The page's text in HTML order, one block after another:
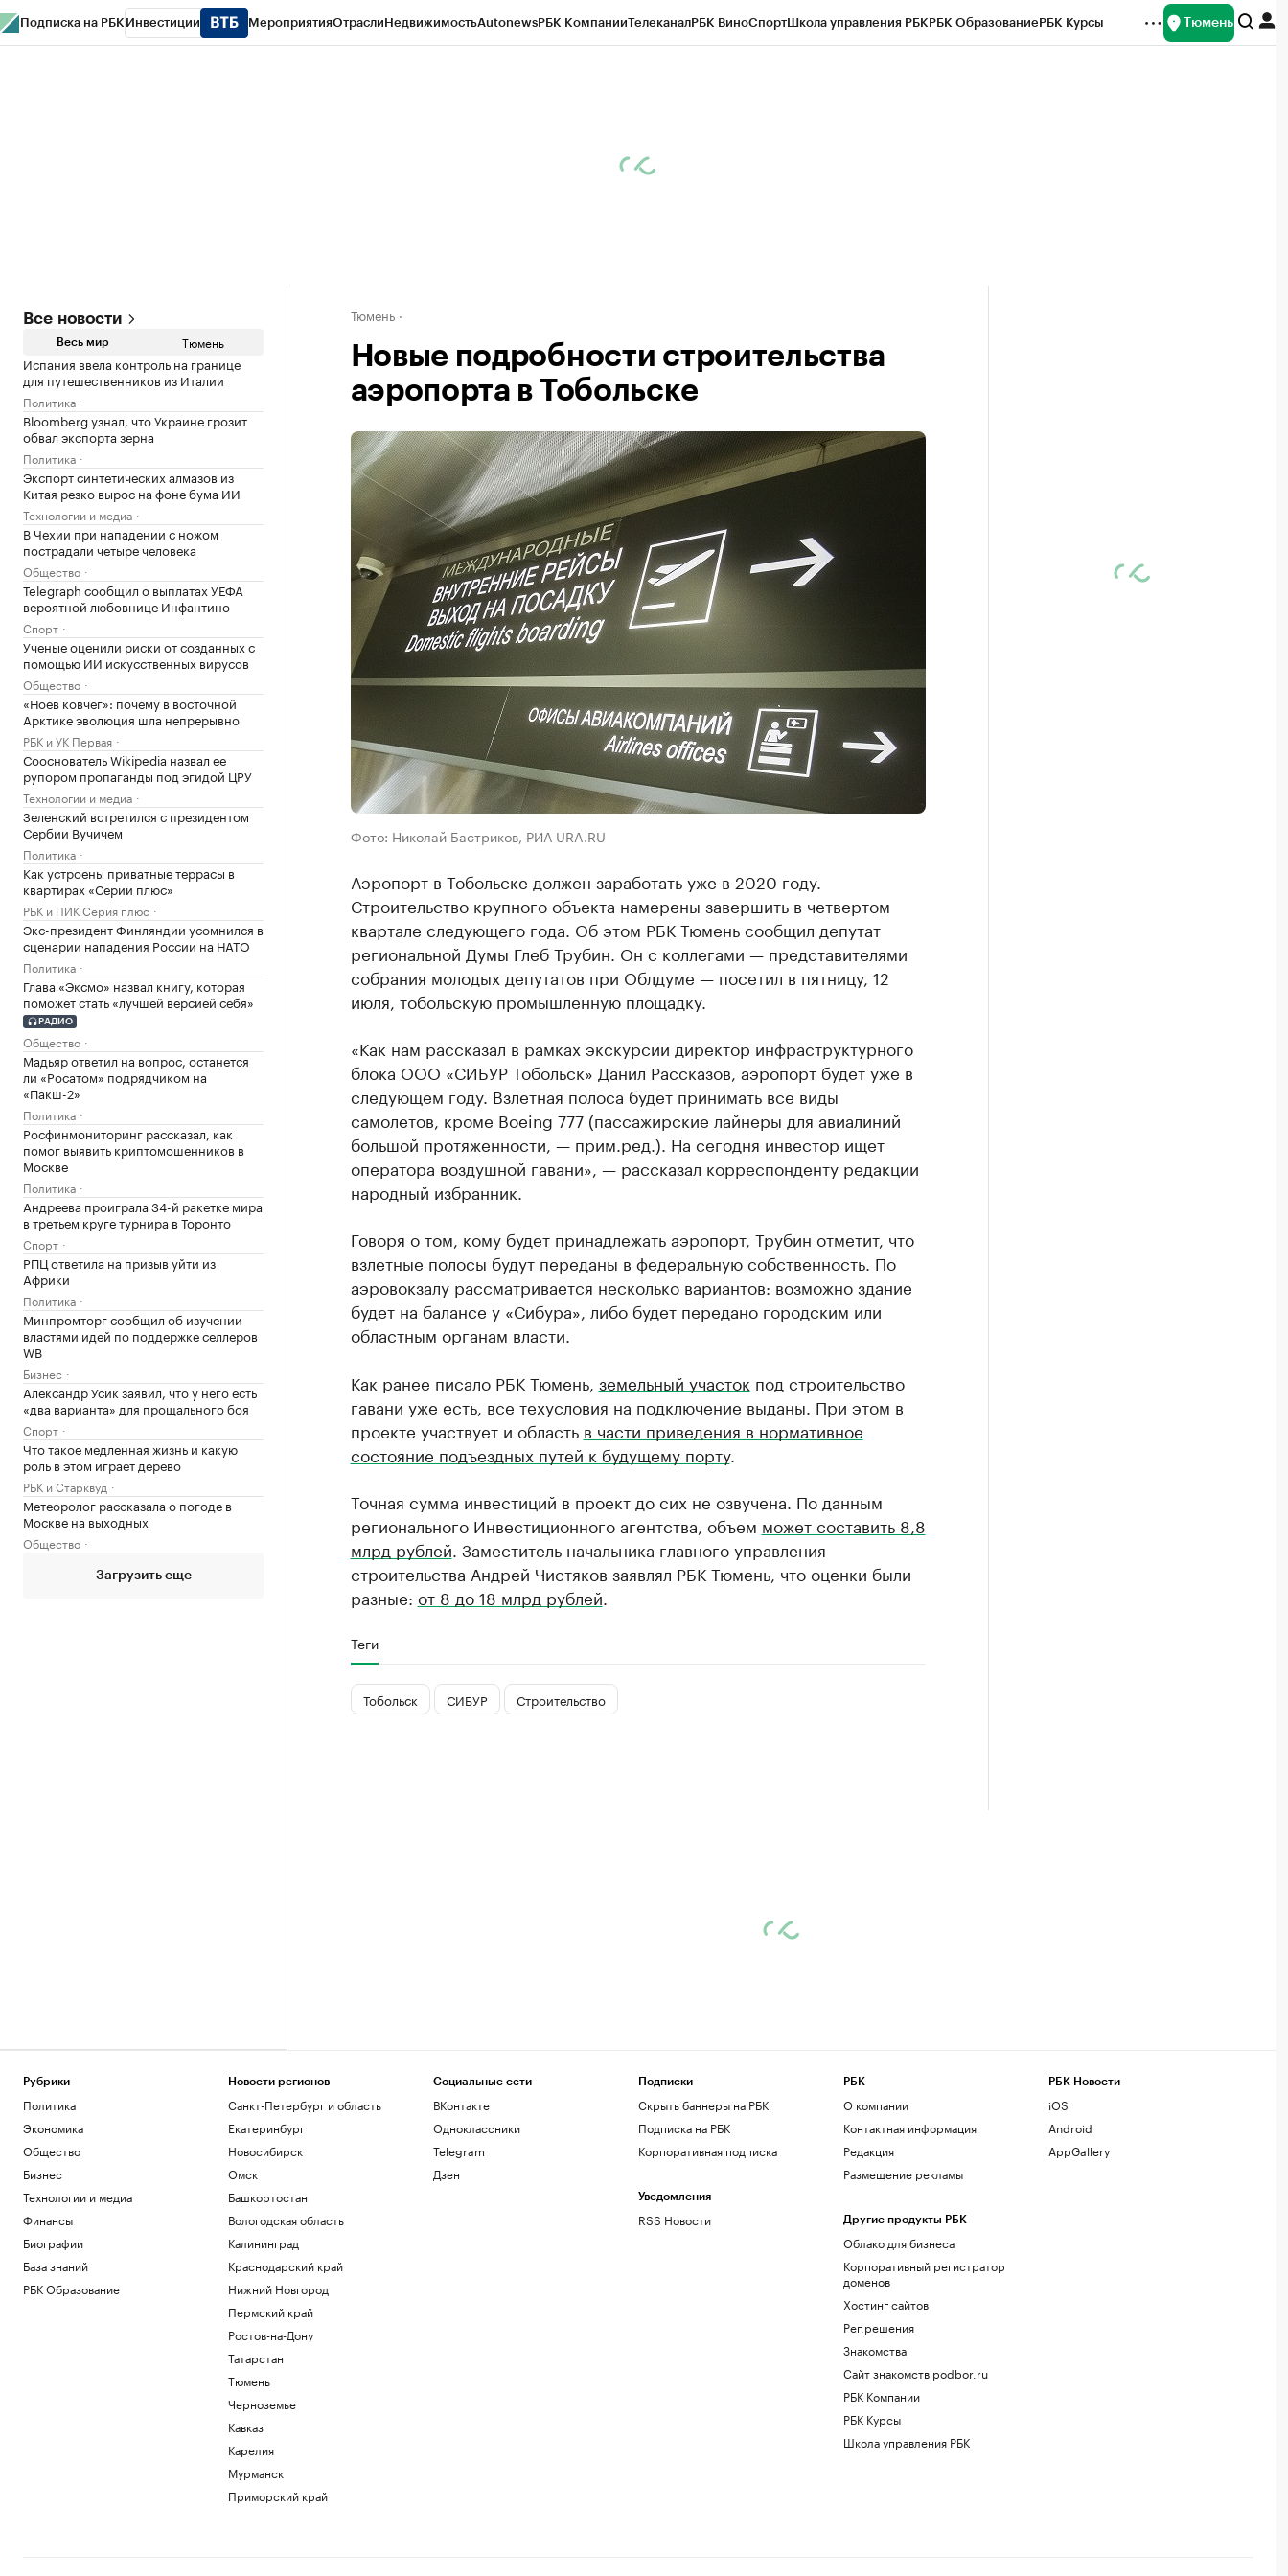
Подписка на РБК Инвестиции МероприятияОтраслиНедвижимостьAutonewsРБК КомпанииТелеканалРБК ВиноСпортШкола управления РБКРБК ОбразованиеРБК Курсы Тюмень
Все новости
Весь мир Тюмень
Испания ввела контроль на границе
для путешественников из Италии
Политика
Bloomberg узнал, что Украине грозит
обвал экспорта зерна
Политика
Экспорт синтетических алмазов из
Китая резко вырос на фоне бума ИИ
Технологии и медиа
В Чехии при нападении с ножом
пострадали четыре человека
Общество
Telegraph сообщил о выплатах УЕФА
вероятной любовнице Инфантино
Спорт
Ученые оценили риски от созданных с
помощью ИИ искусственных вирусов
Общество
«Ноев ковчег»: почему в восточной
Арктике эволюция шла непрерывно
РБК и УК Первая
Сооснователь Wikipedia назвал ее
рупором пропаганды под эгидой ЦРУ
Технологии и медиа
Зеленский встретился с президентом
Сербии Вучичем
Политика
Как устроены приватные террасы в
квартирах «Серии плюс»
РБК и ПИК Серия плюс
Экс-президент Финляндии усомнился в
сценарии нападения России на НАТО
Политика
Глава «Эксмо» назвал книгу, которая
поможет стать «лучшей версией себя»
РАДИО
Общество
Мадьяр ответил на вопрос, останется
ли «Росатом» подрядчиком на
«Пакш-2»
Политика
Росфинмониторинг рассказал, как
помог выявить криптомошенников в
Москве
Политика
Андреева проиграла 34-й ракетке мира
в третьем круге турнира в Торонто
Спорт
РПЦ ответила на призыв уйти из
Африки
Политика
Минпромторг сообщил об изучении
властями идей по поддержке селлеров
WB
Бизнес
Александр Усик заявил, что у него есть
«два варианта» для прощального боя
Спорт
Что такое медленная жизнь и какую
роль в этом играет дерево
РБК и Старквуд
Метеоролог рассказала о погоде в
Москве на выходных
Общество
Загрузить еще
Тюмень
Новые подробности строительства
аэропорта в Тобольске
Фото: Николай Бастриков, РИА URA.RU
Аэропорт в Тобольске должен заработать уже в 2020 году.
Строительство крупного объекта намерены завершить в четвертом
квартале следующего года. Об этом РБК Тюмень сообщил депутат
региональной Думы Глеб Трубин. Он с коллегами — представителями
собрания молодых депутатов при Облдуме — посетил в пятницу, 12
июля, тобольскую промышленную площадку.
«Как нам рассказал в рамках экскурсии директор инфраструктурного
блока ООО «СИБУР Тобольск» Данил Рассказов, аэропорт будет уже в
следующем году. Взлетная полоса будет принимать все виды
самолетов, кроме Boeing 777 (пассажирские лайнеры для авиалиний
большой протяженности, — прим.ред.). На сегодня инвестор ищет
оператора воздушной гавани», — рассказал корреспонденту редакции
народный избранник.
Говоря о том, кому будет принадлежать аэропорт, Трубин отметит, что
взлетные полосы будут переданы в федеральную собственность. По
аэровокзалу рассматривается несколько вариантов: возможно здание
будет на балансе у «Сибура», либо будет передано городским или
областным органам власти.
Как ранее писало РБК Тюмень, земельный участок под строительство
гавани уже есть, все техусловия на подключение выданы. При этом в
проекте участвует и область в части приведения в нормативное
состояние подъездных путей к будущему порту.
Точная сумма инвестиций в проект до сих не озвучена. По данным
регионального Инвестиционного агентства, объем может составить 8,8
млрд рублей . Заместитель начальника главного управления
строительства Андрей Чистяков заявлял РБК Тюмень, что оценки были
разные: от 8 до 18 млрд рублей
Теги
Тобольск СИБУР Строительство
Рубрики
Политика
Экономика
Общество
Бизнес
Технологии и медиа
Финансы
Биографии
База знаний
РБК Образование
Новости регионов
Санкт-Петербург и область
Екатеринбург
Новосибирск
Омск
Башкортостан
Вологодская область
Калининград
Краснодарский край
Нижний Новгород
Пермский край
Ростов-на-Дону
Татарстан
Тюмень
Черноземье
Кавказ
Карелия
Мурманск
Приморский край
Социальные сети
ВКонтакте
Одноклассники
Telegram
Дзен
Подписки
Скрыть баннеры на РБК
Подписка на РБК
Корпоративная подписка
Уведомления
RSS Новости
РБК
О компании
Контактная информация
Редакция
Размещение рекламы
Другие продукты РБК
Облако для бизнеса
Корпоративный регистратор
доменов
Хостинг сайтов
Рег.решения
Знакомства
Сайт знакомств podbor.ru
РБК Компании
РБК Курсы
Школа управления РБК
РБК Новости
iOS
Android
AppGallery